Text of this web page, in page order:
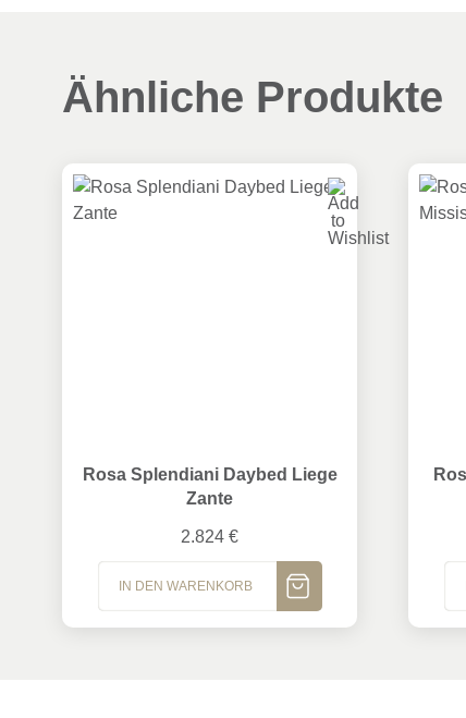
Ähnliche Produkte
Rosa Splendiani Daybed Liege
Zante
2.824€
IN DEN WARENKORB